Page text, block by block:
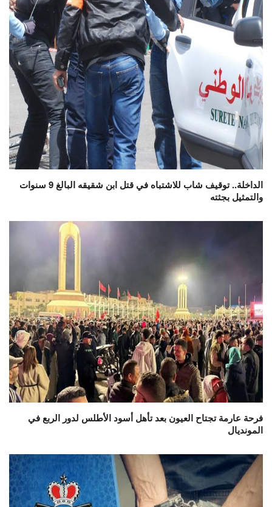
الداخلة.. توقيف شاب للاشتباه في قتل ابن شقيقه البالغ 9 سنوات
والتمثيل بجثته
فرحة عارمة تجتاح العيون بعد تأهل أسود الأطلس لدور الربع في
المونديال